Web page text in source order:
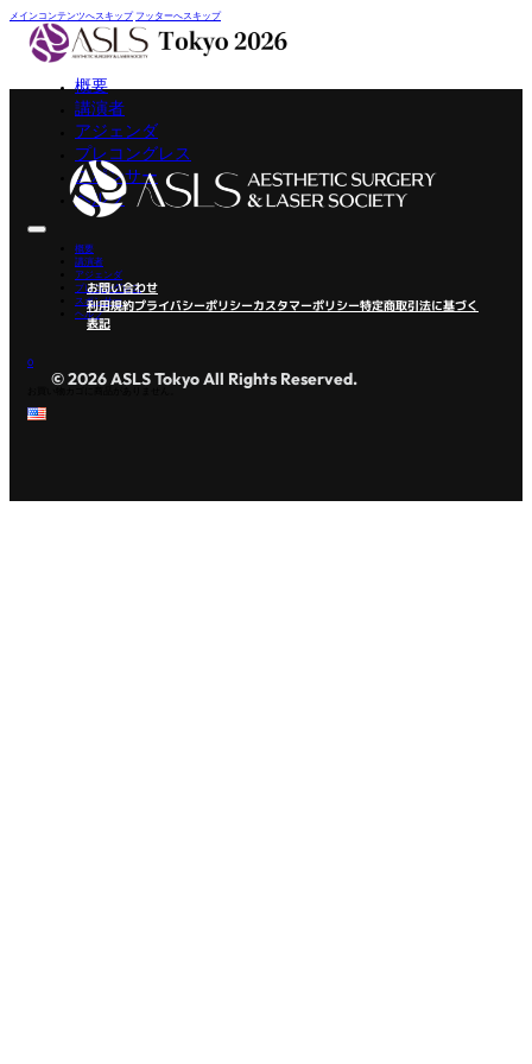
メインコンテンツへスキップ フッターへスキップ
概要
講演者
アジェンダ
プレコングレス
スポンサー
ヘルプ
概要
講演者
アジェンダ
プレコングレス
スポンサー
ヘルプ
0
お問い合わせ
利用規約プライバシーポリシーカスタマーポリシー特定商取引法に基づく
表記
© 2026 ASLS Tokyo All Rights Reserved.